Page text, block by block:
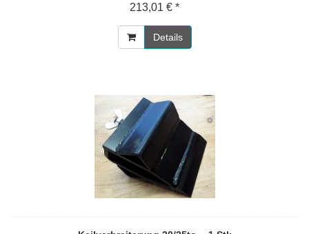
213,01 € *
Details